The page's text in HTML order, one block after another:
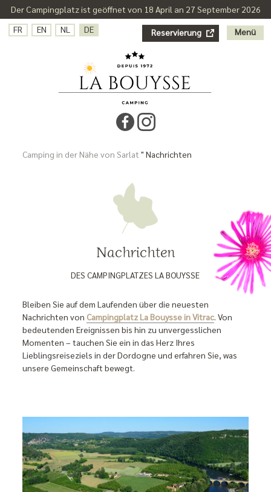
Der Campingplatz ist geöffnet von 18 April an 27 September 2026
Menü
FR EN NL DE Reservierung
Camping in der Nähe von Sarlat "Nachrichten
Nachrichten
DES CAMPINGPLATZES LA BOUYSSE
Bleiben Sie auf dem Laufenden über die neuesten
Nachrichten von Campingplatz La Bouysse in Vitrac. Von
bedeutenden Ereignissen bis hin zu unvergesslichen
Momenten – tauchen Sie ein in das Herz Ihres
Lieblingsreiseziels in der Dordogne und erfahren Sie, was
unsere Gemeinschaft bewegt.